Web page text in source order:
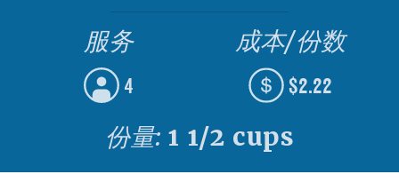
服务
4
成本/份数
$2.22
份量: 1 1/2 cups